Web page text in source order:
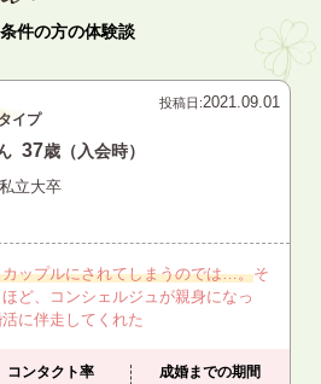
件の方の体験談
投稿日:2021.09.01
イプ
37歳（入会時）
私立大卒
ップルにされてしまうのでは…。そ
ど、コンシェルジュが親身になっ
に伴走してくれた
コンタクト率 成婚までの期間